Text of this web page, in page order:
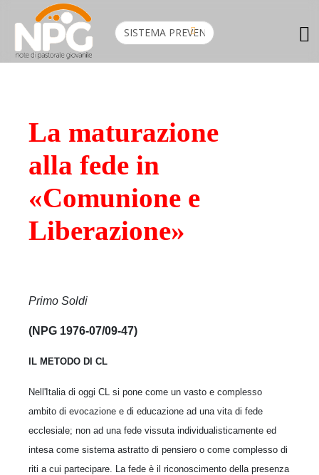
La maturazione
alla fede in
«Comunione e
Liberazione»
Primo Soldi
(NPG 1976-07/09-47)
IL METODO DI CL
Nell'Italia di oggi CL si pone come un vasto e complesso
ambito di evocazione e di educazione ad una vita di fede
ecclesiale; non ad una fede vissuta individualisticamente ed
intesa come sistema astratto di pensiero o come complesso di
riti a cui partecipare. La fede è il riconoscimento della presenza